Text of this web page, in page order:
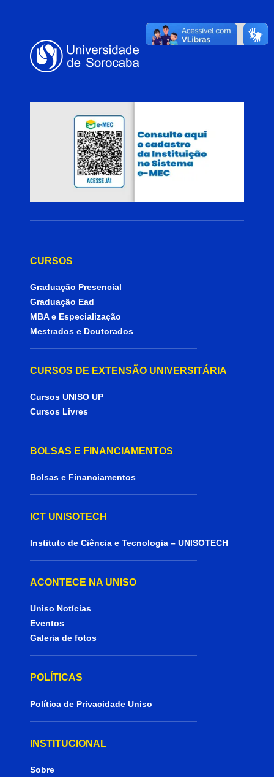
CURSOS
Graduação Presencial
Graduação Ead
MBA e Especialização
Mestrados e Doutorados
CURSOS DE EXTENSÃO UNIVERSITÁRIA
Cursos UNISO UP
Cursos Livres
BOLSAS E FINANCIAMENTOS
Bolsas e Financiamentos
ICT UNISOTECH
Instituto de Ciência e Tecnologia – UNISOTECH
ACONTECE NA UNISO
Uniso Notícias
Eventos
Galeria de fotos
POLÍTICAS
Política de Privacidade Uniso
INSTITUCIONAL
Sobre